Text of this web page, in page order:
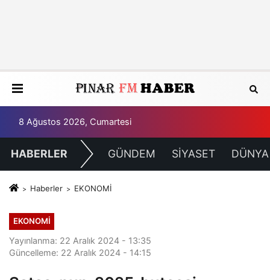
8 Ağustos 2026, Cumartesi
HABERLER GÜNDEM SİYASET DÜNYA
Haberler EKONOMİ
EKONOMİ
Yayınlanma: 22 Aralık 2024 - 13:35
Güncelleme: 22 Aralık 2024 - 14:15